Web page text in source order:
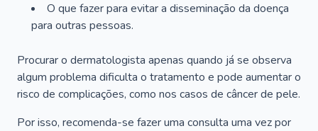
O que fazer para evitar a disseminação da doença
para outras pessoas.
Procurar o dermatologista apenas quando já se observa
algum problema dificulta o tratamento e pode aumentar o
risco de complicações, como nos casos de câncer de pele.
Por isso, recomenda-se fazer uma consulta uma vez por